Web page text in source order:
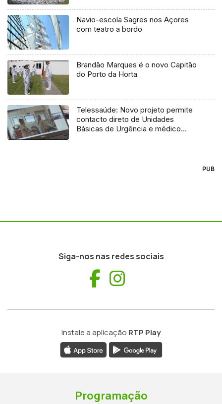
Navio-escola Sagres nos Açores
com teatro a bordo
Brandão Marques é o novo Capitão
do Porto da Horta
Telessaúde: Novo projeto permite
contacto direto de Unidades
Básicas de Urgência e médico
PUB
Siga-nos nas redes sociais
Facebook
Instale a aplicação RTP Play
Programação